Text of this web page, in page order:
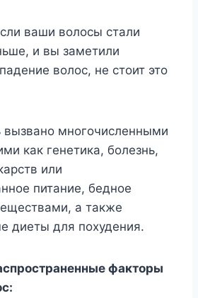
ваши волосы стали
и вы заметили
волос, не стоит это
многочисленными
как генетика, болезнь,
или
питание, бедное
а также
диеты для похудения.
факторы